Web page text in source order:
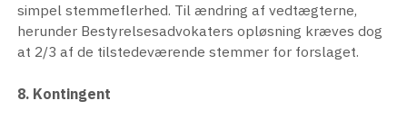
simpel stemmeflerhed. Til ændring af vedtægterne,
herunder Bestyrelsesadvokaters opløsning kræves dog
at 2/3 af de tilstedeværende stemmer for forslaget.
8. Kontingent